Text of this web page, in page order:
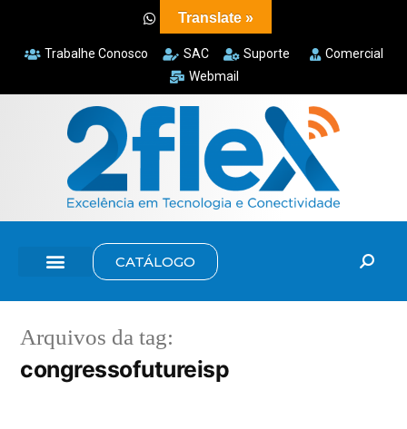
Trabalhe Conosco SAC Suporte
Comercial
Webmail
CATÁLOGO
Arquivos da tag:
congressofutureisp
Translate »